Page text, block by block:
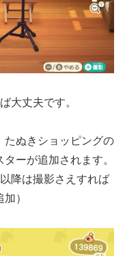
大丈夫です。
たぬきショッピングの
ーが追加されます。
降は撮影さえすれば
）